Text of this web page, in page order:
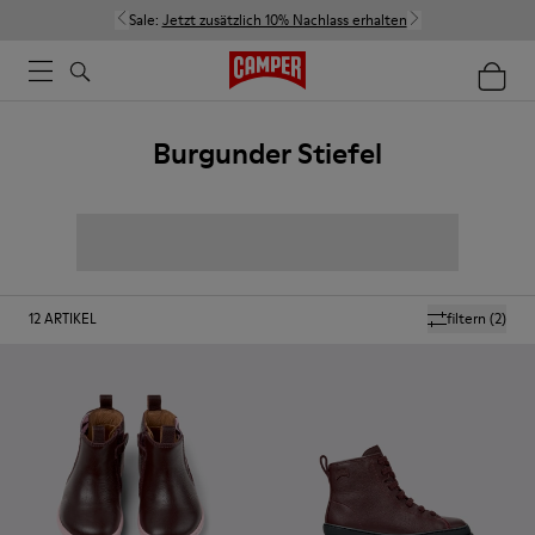
Sale: Jetzt zusätzlich 10% Nachlass erhalten
Burgunder Stiefel
filtern (2)
12ARTIKEL